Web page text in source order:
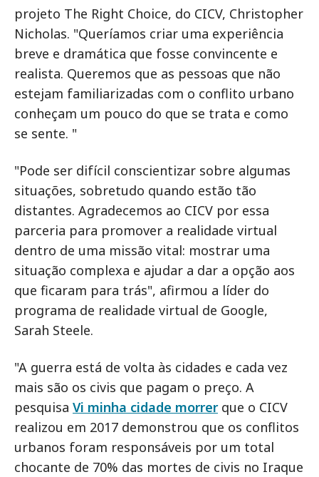
projeto The Right Choice, do CICV, Christopher
Nicholas. "Queríamos criar uma experiência
breve e dramática que fosse convincente e
realista. Queremos que as pessoas que não
estejam familiarizadas com o conflito urbano
conheçam um pouco do que se trata e como
se sente. "
"Pode ser difícil conscientizar sobre algumas
situações, sobretudo quando estão tão
distantes. Agradecemos ao CICV por essa
parceria para promover a realidade virtual
dentro de uma missão vital: mostrar uma
situação complexa e ajudar a dar a opção aos
que ficaram para trás", afirmou a líder do
programa de realidade virtual de Google,
Sarah Steele.
"A guerra está de volta às cidades e cada vez
mais são os civis que pagam o preço. A
pesquisa Vi minha cidade morrerque o CICV
realizou em 2017 demonstrou que os conflitos
urbanos foram responsáveis por um total
chocante de 70% das mortes de civis no Iraque